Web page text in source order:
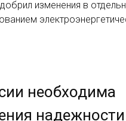
изменения в
необходима
надежности